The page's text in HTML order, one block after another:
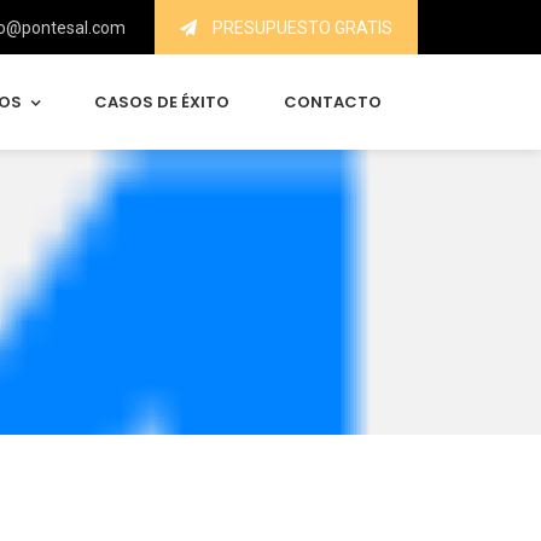
PRESUPUESTO GRATIS
CASOS DE ÉXITO CONTACTO